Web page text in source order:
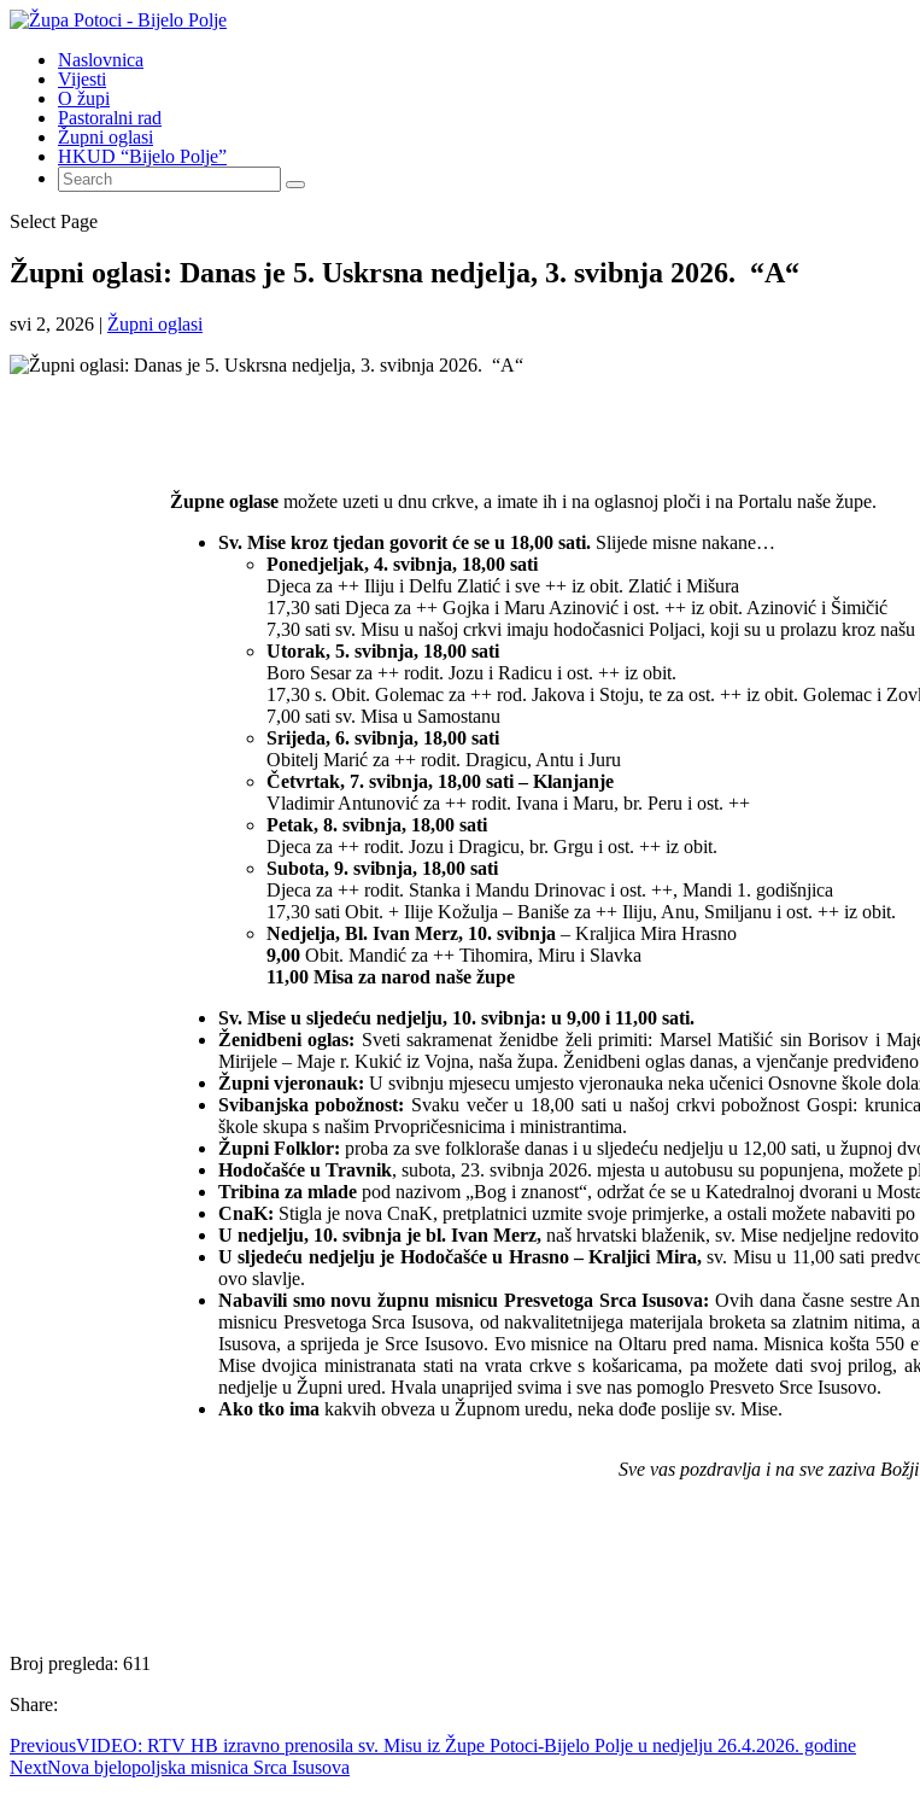
Naslovnica
Vijesti
O župi
Pastoralni rad
Župni oglasi
HKUD “Bijelo Polje”
Select Page
Župni oglasi: Danas je 5. Uskrsna nedjelja, 3. svibnja 2026. “A“
svi 2, 2026 | Župni oglasi
Župne oglasemožete uzeti u dnu crkve, a imate ih i na oglasnoj ploči i na Portalu naše župe.
Sv. Mise kroz tjedan govorit će se u 18,00 sati.Slijede misne nakane…
Ponedjeljak, 4. svibnja, 18,00 sati
Djeca za ++ Iliju i Delfu Zlatić i sve ++ iz obit. Zlatić i Mišura
17,30 sati Djeca za ++ Gojka i Maru Azinović i ost. ++ iz obit. Azinović i Šimičić
7,30 sati sv. Misu u našoj crkvi imaju hodočasnici Poljaci, koji su u prolazu kroz našu
Utorak, 5. svibnja, 18,00 sati
Boro Sesar za ++ rodit. Jozu i Radicu i ost. ++ iz obit.
17,30 s. Obit. Golemac za ++ rod. Jakova i Stoju, te za ost. ++ iz obit. Golemac i
7,00 sati sv. Misa u Samostanu
Srijeda, 6. svibnja, 18,00 sati
Obitelj Marić za ++ rodit. Dragicu, Antu i Juru
Četvrtak, 7. svibnja, 18,00 sati – Klanjanje
Vladimir Antunović za ++ rodit. Ivana i Maru, br. Peru i ost. ++
Petak, 8. svibnja, 18,00 sati
Djeca za ++ rodit. Jozu i Dragicu, br. Grgu i ost. ++ iz obit.
Subota, 9. svibnja, 18,00 sati
Djeca za ++ rodit. Stanka i Mandu Drinovac i ost. ++, Mandi 1. godišnjica
17,30 sati Obit. + Ilije Kožulja – Baniše za ++ Iliju, Anu, Smiljanu i ost. ++ iz obit.
Nedjelja, Bl. Ivan Merz, 10. svibnja– Kraljica Mira Hrasno
9,00Obit. Mandić za ++ Tihomira, Miru i Slavka
11,00 Misa za narod naše župe
Sv. Mise u sljedeću nedjelju, 10. svibnja: u 9,00 i 11,00 sati.
Ženidbeni oglas: Sveti sakramenat ženidbe želi primiti: Marsel Matišić sin Borisov i
Mirijele – Maje r. Kukić iz Vojna, naša župa. Ženidbeni oglas danas, a vjenčanje
Župni vjeronauk: U svibnju mjesecu umjesto vjeronauka neka učenici Osnovne škole
Svibanjska pobožnost: Svaku večer u 18,00 sati u našoj crkvi pobožnost Gospi:
škole skupa s našim Prvopričesnicima i ministrantima.
Župni Folklor: proba za sve folkloraše danas i u sljedeću nedjelju u 12,00 sati, u župnoj
Hodočašće u Travnik, subota, 23. svibnja 2026. mjesta u autobusu su popunjena, možete
Tribina za mladepod nazivom „Bog i znanost“, održat će se u Katedralnoj dvorani u
CnaK: Stigla je nova CnaK, pretplatnici uzmite svoje primjerke, a ostali možete nabaviti
U nedjelju, 10. svibnja je bl. Ivan Merz,naš hrvatski blaženik, sv. Mise nedjeljne
U sljedeću nedjelju je Hodočašće u Hrasno – Kraljici Mira,sv. Misu u 11,00 sati
ovo slavlje.
Nabavili smo novu župnu misnicu Presvetoga Srca Isusova: Ovih dana časne sestre
misnicu Presvetoga Srca Isusova, od nakvalitetnijega materijala broketa sa zlatnim
Isusova, a sprijeda je Srce Isusovo. Evo misnice na Oltaru pred nama. Misnica košta
Mise dvojica ministranata stati na vrata crkve s košaricama, pa možete dati svoj prilog,
nedjelje u Župni ured. Hvala unaprijed svima i sve nas pomoglo Presveto Srce Isusovo.
Ako tko imakakvih obveza u Župnom uredu, neka dođe poslije sv. Mise.
Sve vas pozdravlja i na sve zaziva
Broj pregleda: 611
Share:
PreviousVIDEO: RTV HB izravno prenosila sv. Misu iz Župe Potoci-Bijelo Polje u nedjelju 26.4.2026. godine
NextNova bjelopoljska misnica Srca Isusova